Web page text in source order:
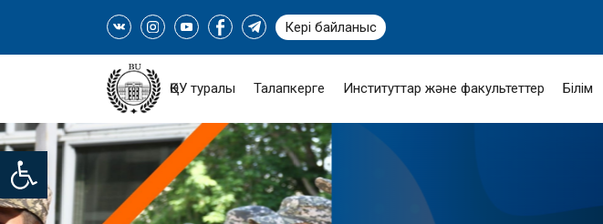
Open toolbar
Кері байланыс
ҚӨУ туралы Талапкерге Институттар және факультеттер Білім